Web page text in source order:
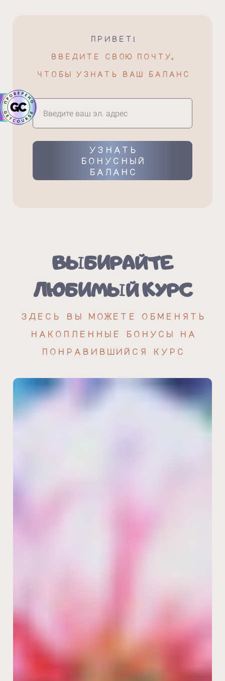
ПРИВЕТ!
ВВЕДИТЕ СВОЮ ПОЧТУ,
ЧТОБЫ УЗНАТЬ ВАШ БАЛАНС
УЗНАТЬ
БОНУСНЫЙ
БАЛАНС
ВЫБИРАЙТЕ
ЛЮБИМЫЙ КУРС
ЗДЕСЬ ВЫ МОЖЕТЕ ОБМЕНЯТЬ
НАКОПЛЕННЫЕ БОНУСЫ НА
ПОНРАВИВШИЙСЯ КУРС